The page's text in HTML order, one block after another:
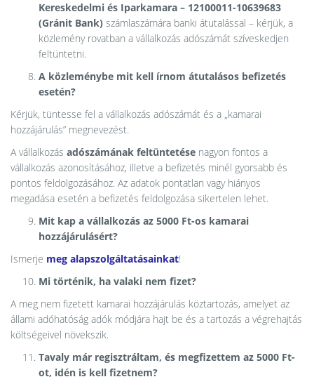
Kereskedelmi és Iparkamara – 12100011-10639683
(Gránit Bank) számlaszámára banki átutalással – kérjük, a
közlemény rovatban a vállalkozás adószámát szíveskedjen
feltüntetni.
A közleménybe mit kell írnom átutalásos befizetés
esetén?
Kérjük, tüntesse fel a vállalkozás adószámát és a „kamarai
hozzájárulás” megnevezést.
A vállalkozás adószámának feltüntetése nagyon fontos a
vállalkozás azonosításához, illetve a befizetés minél gyorsabb és
pontos feldolgozásához. Az adatok pontatlan vagy hiányos
megadása esetén a befizetés feldolgozása sikertelen lehet.
Mit kap a vállalkozás az 5000 Ft-os kamarai
hozzájárulásért?
Ismerje meg alapszolgáltatásainkat!
Mi történik, ha valaki nem fizet?
A meg nem fizetett kamarai hozzájárulás köztartozás, amelyet az
állami adóhatóság adók módjára hajt be és a tartozás a végrehajtás
költségeivel növekszik.
Tavaly már regisztráltam, és megfizettem az 5000 Ft-
ot, idén is kell fizetnem?